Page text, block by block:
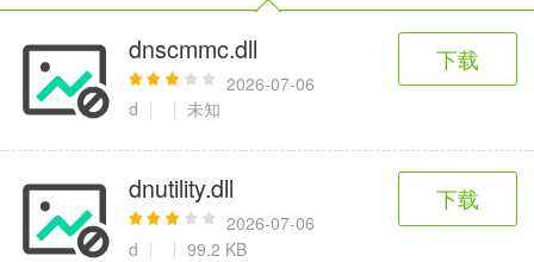
实用工具
2万+款应用
金融理财
2百+款应用
网上购物
资讯阅读
1万+款应用
学习办公
3万+款应用
生活服务
2万+款应用
dnscmmc.dll
2026-07-06
d
未知
下载
dnutility.dll
2026-07-06
d
99.2 KB
下载